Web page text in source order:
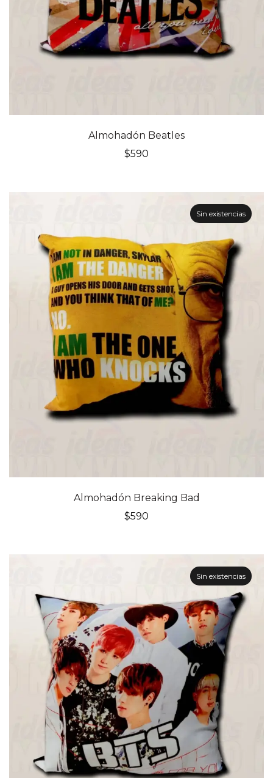
Almohadón Beatles
$590
Sin existencias
Almohadón Breaking Bad
$590
Sin existencias